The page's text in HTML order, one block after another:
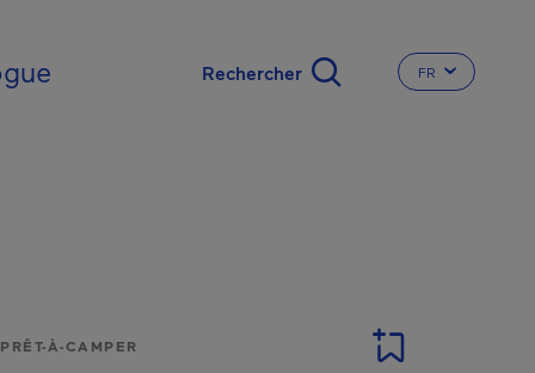
CHANGER
FR
À-CAMPER